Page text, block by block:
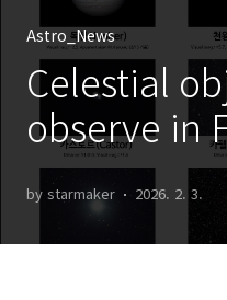
Astrophotography
Astro_News
Celestial
observe in
2026년 2월
상들
by starmaker 2026. 2. 3.